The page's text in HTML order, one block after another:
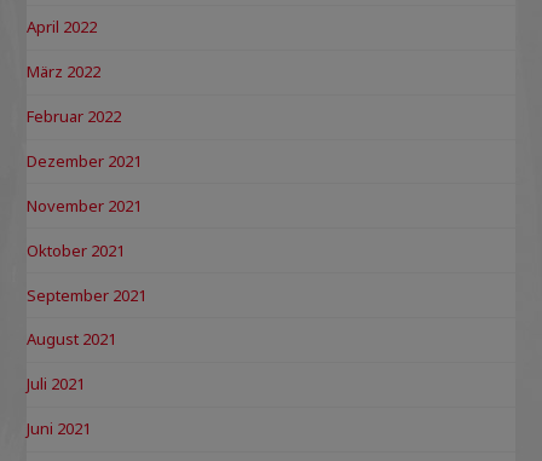
April 2022
März 2022
Februar 2022
Dezember 2021
November 2021
Oktober 2021
September 2021
August 2021
Juli 2021
Juni 2021